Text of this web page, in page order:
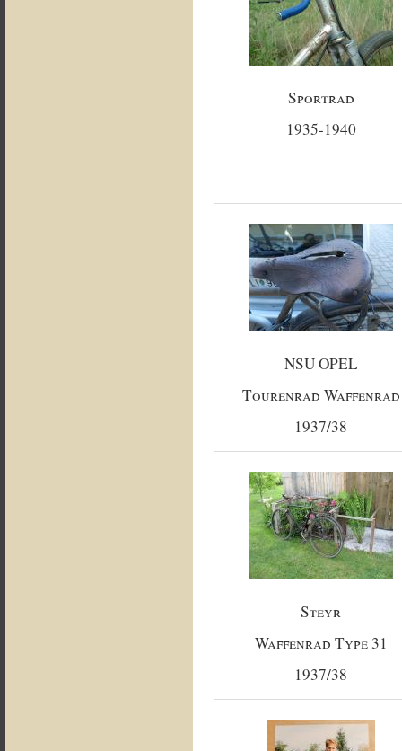
Sportrad
1935-1940
NSU OPEL
Tourenrad Waffenrad
1937/38
Steyr
Waffenrad Type 31
1937/38